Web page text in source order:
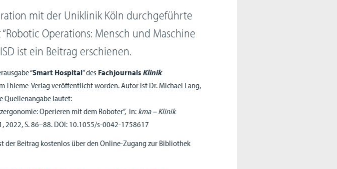
mit der Uniklinik Köln durchgeführte
Operations: Mensch und Maschine
ist ein Beitrag erschienen.
“Smart Hospital” des Fachjournals Klinik
Thieme-Verlag veröffentlicht worden. Autor ist Dr. Michael Lang,
Quellenangabe lautet:
Operieren mit dem Roboter”, in: kma – Klinik
2022, S. 86–88. DOI: 10.1055/s-0042-1758617
der Beitrag kostenlos über den Online-Zugang zur Bibliothek